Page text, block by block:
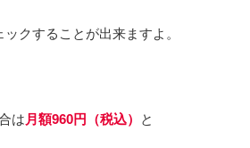
クすることが出来ますよ。
は 月額960円（税込） と